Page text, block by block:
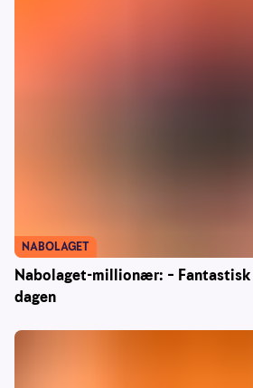
Nabolaget-millionær: –
dagen
NABOLAGET